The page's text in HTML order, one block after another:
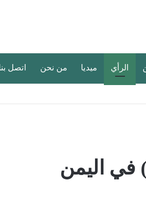
الرأي ميديا من نحن اتصل
في اليمن